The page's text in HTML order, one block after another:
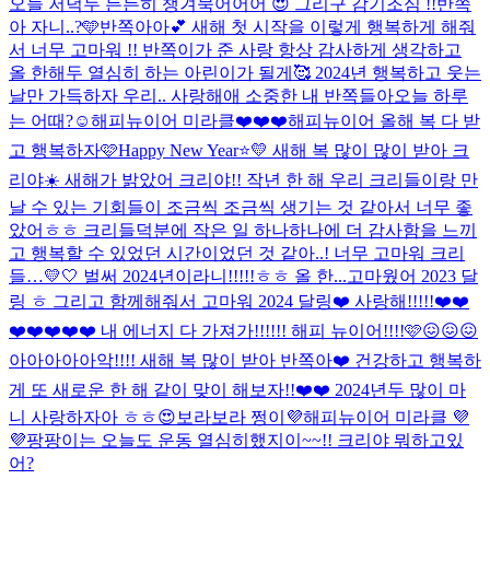
아 자니..?🩵반쪽아아💕 새해 첫 시작을 이렇게 행복하게 해줘
서 너무 고마워 !! 반쪽이가 준 사랑 항상 감사하게 생각하고
올 한해두 열심히 하는 아린이가 될게🥰 2024년 행복하고 웃는
날만 가득하자 우리.. 사랑해애 소중한 내 반쪽들아오늘 하루
는 어때?☺️해피뉴이어 미라클❤️❤️❤️해피뉴이어 올해 복 다 받
고 행복하자🩷Happy New Year⭐️💛 새해 복 많이 많이 받아 크
리야☀️ 새해가 밝았어 크리야!! 작년 한 해 우리 크리들이랑 만
날 수 있는 기회들이 조금씩 조금씩 생기는 것 같아서 너무 좋
았어ㅎㅎ 크리들덕분에 작은 일 하나하나에 더 감사함을 느끼
고 행복할 수 있었던 시간이었던 것 같아..! 너무 고마워 크리
들…💛🤍 벌써 2024년이라니!!!!!ㅎㅎ 올 한...고마웠어 2023 달
링 ㅎ 그리고 함께해줘서 고마워 2024 달링❤️ 사랑해!!!!!❤️❤️
❤️❤️❤️❤️❤️ 내 에너지 다 가져가!!!!!! 해피 뉴이어!!!!🩷😖😖😖
아아아아아악!!!! 새해 복 많이 받아 반쪽아❤️ 건강하고 행복하
게 또 새로운 한 해 같이 맞이 해보자!!❤️❤️ 2024년두 많이 마
니 사랑하자아 ㅎㅎ😍 보라보라 쩡이💜해피뉴이어 미라클 💜
💜팡팡이는 오늘도 운동 열심히했지이~~!! 크리야 뭐하고있
어?